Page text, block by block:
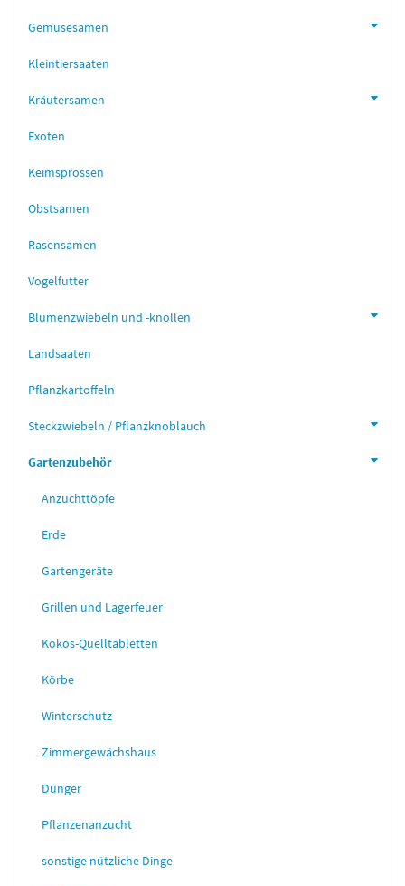
Gemüsesamen
Kleintiersaaten
Kräutersamen
Exoten
Keimsprossen
Obstsamen
Rasensamen
Vogelfutter
Blumenzwiebeln und -knollen
Landsaaten
Pflanzkartoffeln
Steckzwiebeln / Pflanzknoblauch
Gartenzubehör
Anzuchttöpfe
Erde
Gartengeräte
Grillen und Lagerfeuer
Kokos-Quelltabletten
Körbe
Winterschutz
Zimmergewächshaus
Dünger
Pflanzenanzucht
sonstige nützliche Dinge